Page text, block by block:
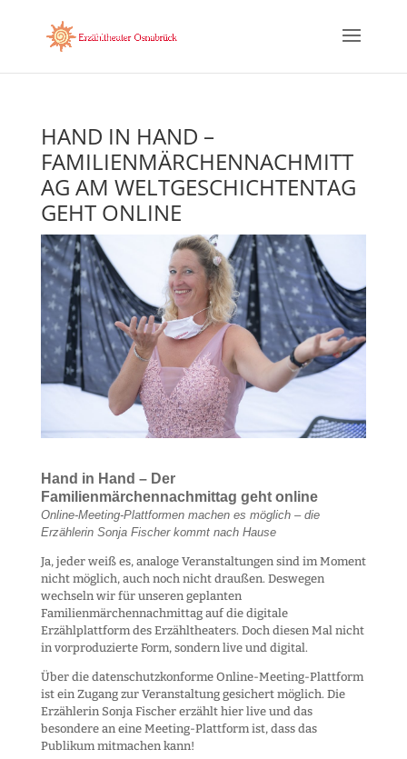
HAND IN HAND –
FAMILIENMÄRCHENNACHMITT
AG AM WELTGESCHICHTENTAG
GEHT ONLINE
Hand in Hand – Der
Familienmärchennachmittag geht online
Online-Meeting-Plattformen machen es möglich – die
Erzählerin Sonja Fischer kommt nach Hause
Ja, jeder weiß es, analoge Veranstaltungen sind im Moment
nicht möglich, auch noch nicht draußen. Deswegen
wechseln wir für unseren geplanten
Familienmärchennachmittag auf die digitale
Erzählplattform des Erzähltheaters. Doch diesen Mal nicht
in vorproduzierte Form, sondern live und digital.
Über die datenschutzkonforme Online-Meeting-Plattform
ist ein Zugang zur Veranstaltung gesichert möglich. Die
Erzählerin Sonja Fischer erzählt hier live und das
besondere an eine Meeting-Plattform ist, dass das
Publikum mitmachen kann!